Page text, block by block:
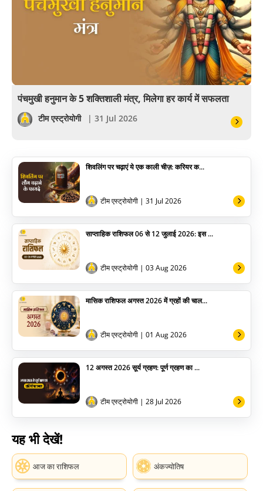
खेल
सेलिब्रिटी
योग
अन्य
पंचमुखी हनुमान के 5 शक्तिशाली मंत्र, मिलेगा हर कार्य में सफलता
टीम एस्ट्रोयोगी | 31 Jul 2026
शिवलिंग पर चढ़ाएं ये एक काली चीज़: करियर क...
टीम एस्ट्रोयोगी | 31 Jul 2026
साप्ताहिक राशिफल 06 से 12 जुलाई 2026: इस ...
टीम एस्ट्रोयोगी | 03 Aug 2026
मासिक राशिफल अगस्त 2026 में ग्रहों की चाल...
टीम एस्ट्रोयोगी | 01 Aug 2026
12 अगस्त 2026 सूर्य ग्रहण: पूर्ण ग्रहण का ...
टीम एस्ट्रोयोगी | 28 Jul 2026
यह भी देखें!
आज का राशिफल अंकज्योतिष